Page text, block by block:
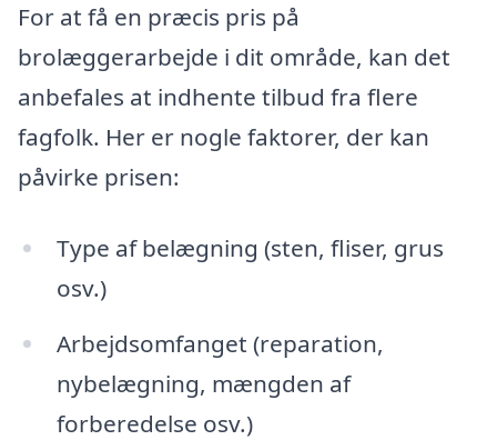
For at få en præcis pris på
brolæggerarbejde i dit område, kan det
anbefales at indhente tilbud fra flere
fagfolk. Her er nogle faktorer, der kan
påvirke prisen:
Type af belægning (sten, fliser, grus
osv.)
Arbejdsomfanget (reparation,
nybelægning, mængden af
forberedelse osv.)